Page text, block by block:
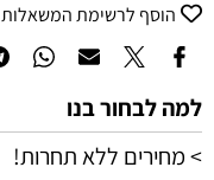
הוסף לרשימת המשאלות
למה לבחור בנו
> מחירים ללא תחרות!